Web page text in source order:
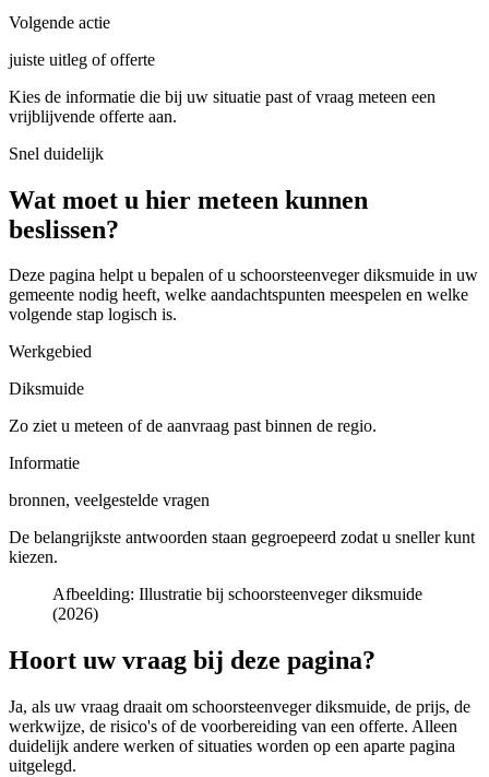
Volgende actie
juiste uitleg of offerte
Kies de informatie die bij uw situatie past of vraag meteen een
vrijblijvende offerte aan.
Snel duidelijk
Wat moet u hier meteen kunnen
beslissen?
Deze pagina helpt u bepalen of u schoorsteenveger diksmuide in uw
gemeente nodig heeft, welke aandachtspunten meespelen en welke
volgende stap logisch is.
Werkgebied
Diksmuide
Zo ziet u meteen of de aanvraag past binnen de regio.
Informatie
bronnen, veelgestelde vragen
De belangrijkste antwoorden staan gegroepeerd zodat u sneller kunt
kiezen.
Afbeelding: Illustratie bij schoorsteenveger diksmuide
(2026)
Hoort uw vraag bij deze pagina?
Ja, als uw vraag draait om schoorsteenveger diksmuide, de prijs, de
werkwijze, de risico's of de voorbereiding van een offerte. Alleen
duidelijk andere werken of situaties worden op een aparte pagina
uitgelegd.